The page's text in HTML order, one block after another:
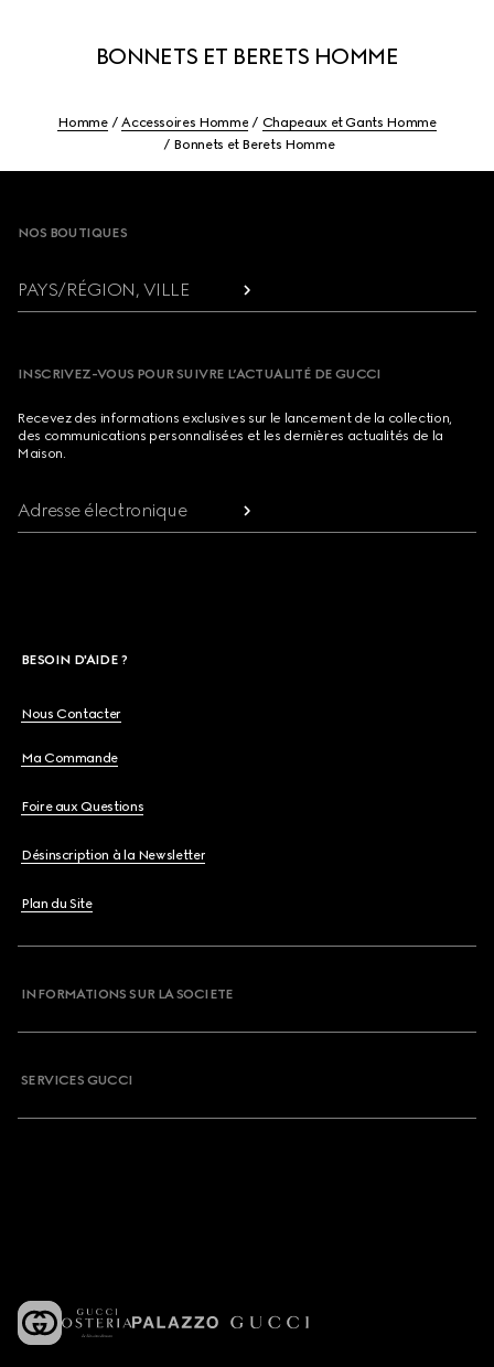
BONNETS ET BERETS HOMME
Homme Accessoires Homme
Chapeaux et Gants Homme
Bonnets et Berets Homme
NOS BOUTIQUES
PAYS/RÉGION, VILLE
INSCRIVEZ-VOUS POUR SUIVRE L’ACTUALITÉ DE GUCCI
Recevez des informations exclusives sur le lancement de la collection,
des communications personnalisées et les dernières actualités de la
Maison.
Adresse électronique
BESOIN D'AIDE ?
Nous Contacter
Ma Commande
Foire aux Questions
Désinscription à la Newsletter
Plan du Site
INFORMATIONS SUR LA SOCIETE
SERVICES GUCCI